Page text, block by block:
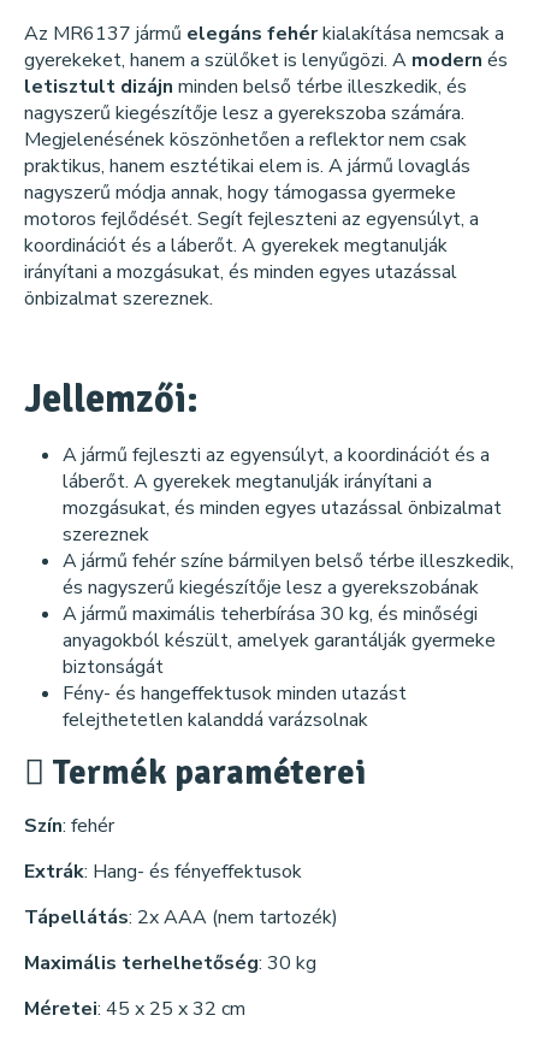
Az MR6137 jármű elegáns fehérkialakítása nemcsak a
gyerekeket, hanem a szülőket is lenyűgözi. A modern és
letisztult dizájn minden belső térbe illeszkedik, és
nagyszerű kiegészítője lesz a gyerekszoba számára.
Megjelenésének köszönhetően a reflektor nem csak
praktikus, hanem esztétikai elem is. A jármű lovaglás
nagyszerű módja annak, hogy támogassa gyermeke
motoros fejlődését. Segít fejleszteni az egyensúlyt, a
koordinációt és a láberőt. A gyerekek megtanulják
irányítani a mozgásukat, és minden egyes utazással
önbizalmat szereznek.
Jellemzői:
A jármű fejleszti az egyensúlyt, a koordinációt és a
láberőt. A gyerekek megtanulják irányítani a
mozgásukat, és minden egyes utazással önbizalmat
szereznek
A jármű fehér színe bármilyen belső térbe illeszkedik,
és nagyszerű kiegészítője lesz a gyerekszobának
A jármű maximális teherbírása 30 kg, és minőségi
anyagokból készült, amelyek garantálják gyermeke
biztonságát
Fény- és hangeffektusok minden utazást
felejthetetlen kalanddá varázsolnak
Termék paraméterei
Szín: fehér
Extrák: Hang- és fényeffektusok
Tápellátás: 2x AAA (nem tartozék)
Maximális terhelhetőség: 30 kg
Méretei: 45 x 25 x 32 cm